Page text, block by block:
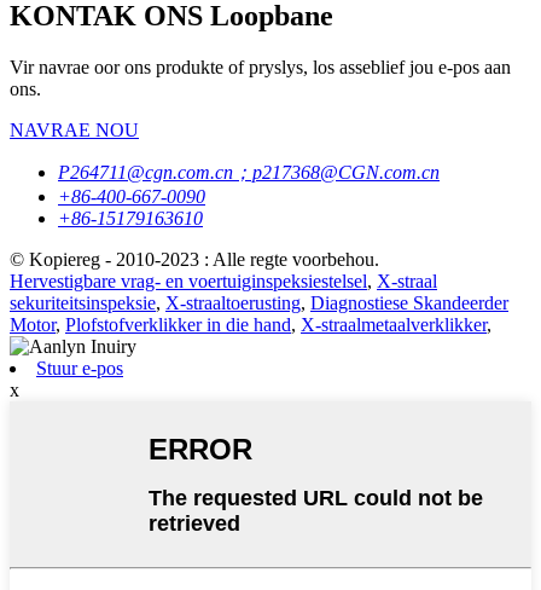
KONTAK ONS Loopbane
Vir navrae oor ons produkte of pryslys, los asseblief jou e-pos aan
ons.
NAVRAE NOU
P264711@cgn.com.cn；p217368@CGN.com.cn
+86-400-667-0090
+86-15179163610
© Kopiereg - 2010-2023 : Alle regte voorbehou.
Hervestigbare vrag- en voertuiginspeksiestelsel, X-straal
sekuriteitsinspeksie, X-straaltoerusting, Diagnostiese Skandeerder
Motor, Plofstofverklikker in die hand, X-straalmetaalverklikker,
Stuur e-pos
x